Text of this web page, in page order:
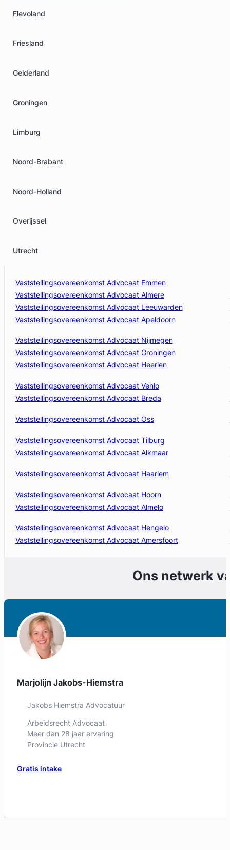
Flevoland
Friesland
Gelderland
Groningen
Limburg
Noord-Brabant
Noord-Holland
Overijssel
Utrecht
Vaststellingsovereenkomst Advocaat Emmen
Vaststellingsovereenkomst Advocaat Almere
Vaststellingsovereenkomst Advocaat Leeuwarden
Vaststellingsovereenkomst Advocaat Apeldoorn
Vaststellingsovereenkomst Advocaat Nijmegen
Vaststellingsovereenkomst Advocaat Groningen
Vaststellingsovereenkomst Advocaat Heerlen
Vaststellingsovereenkomst Advocaat Venlo
Vaststellingsovereenkomst Advocaat Breda
Vaststellingsovereenkomst Advocaat Oss
Vaststellingsovereenkomst Advocaat Tilburg
Vaststellingsovereenkomst Advocaat Alkmaar
Vaststellingsovereenkomst Advocaat Haarlem
Vaststellingsovereenkomst Advocaat Hoorn
Vaststellingsovereenkomst Advocaat Almelo
Vaststellingsovereenkomst Advocaat Hengelo
Vaststellingsovereenkomst Advocaat Amersfoort
Ons netwerk
Marjolijn Jakobs-Hiemstra
Jakobs Hiemstra Advocatuur
Arbeidsrecht Advocaat
Meer dan 28 jaar ervaring
Provincie Utrecht
Gratis intake